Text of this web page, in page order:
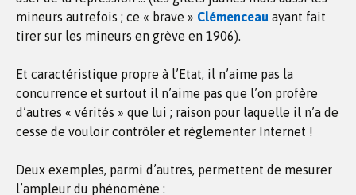
mineurs autrefois ; ce « brave » Clémenceau ayant fait
tirer sur les mineurs en grève en 1906).
Et caractéristique propre à l’Etat, il n’aime pas la
concurrence et surtout il n’aime pas que l’on profère
d’autres « vérités » que lui ; raison pour laquelle il n’a de
cesse de vouloir contrôler et règlementer Internet !
Deux exemples, parmi d’autres, permettent de mesurer
l’ampleur du phénomène :